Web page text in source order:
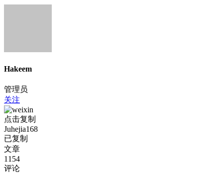
Hakeem
管理员
关注
点击复制
Juhejia168
已复制
文章
1154
评论